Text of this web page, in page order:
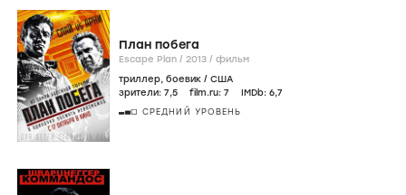
План побега
Escape Plan / 2013 / фильм
триллер, боевик / США
зрители: 7,5 film.ru: 7 IMDb: 6,7
СРЕДНИЙ УРОВЕНЬ